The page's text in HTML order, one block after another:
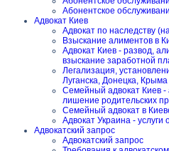
Абонентское
Адвокат Киев
Адвокат по наследству
Взыскание алиментов в
Адвокат Киев - развод,
взыскание заработной
Легализация,
Луганска, Донецка, Крыма
Семейный адвокат Киев
лишение родительских
Семейный адвокат в
Адвокат Украина - услуги
Адвокатский запрос
Адвокатский запрос